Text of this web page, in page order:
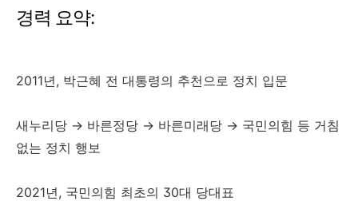
경력 요약:
2011년, 박근혜 전 대통령의 추천으로 정치 입문
새누리당 → 바른정당 → 바른미래당 → 국민의힘 등 거침
없는 정치 행보
2021년, 국민의힘 최초의 30대 당대표